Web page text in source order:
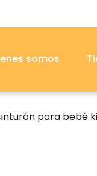
somos
para bebé